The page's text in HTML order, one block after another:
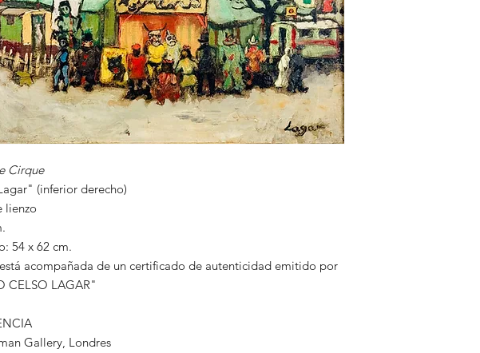
Cirque
(inferior derecho)
lienzo
54 x 62 cm.
acompañada de un certificado de autenticidad emitido por
CELSO LAGAR"
Gallery, Londres